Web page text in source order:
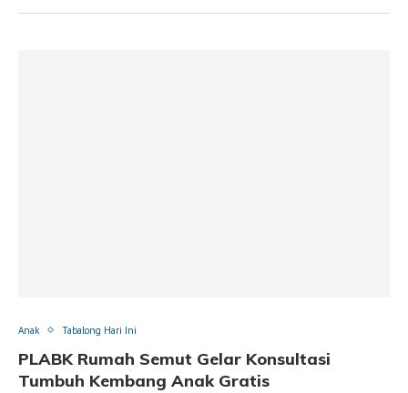
Anak Tabalong Hari Ini
PLABK Rumah Semut Gelar Konsultasi
Tumbuh Kembang Anak Gratis